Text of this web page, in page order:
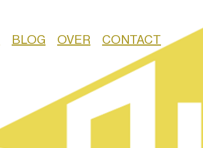
BLOG OVER CONTACT